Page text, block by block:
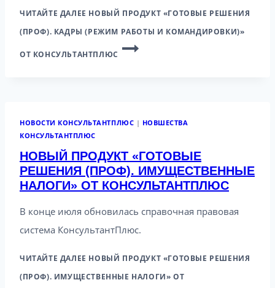
ЧИТАЙТЕ ДАЛЕЕ НОВЫЙ ПРОДУКТ «ГОТОВЫЕ РЕШЕНИЯ
(ПРОФ). КАДРЫ (РЕЖИМ РАБОТЫ И КОМАНДИРОВКИ)»
ОТ КОНСУЛЬТАНТПЛЮС
НОВОСТИ КОНСУЛЬТАНТПЛЮС | НОВШЕСТВА
КОНСУЛЬТАНТПЛЮС
НОВЫЙ ПРОДУКТ «ГОТОВЫЕ
РЕШЕНИЯ (ПРОФ). ИМУЩЕСТВЕННЫЕ
НАЛОГИ» ОТ КОНСУЛЬТАНТПЛЮС
В конце июля обновилась справочная правовая
система КонсультантПлюс.
ЧИТАЙТЕ ДАЛЕЕ НОВЫЙ ПРОДУКТ «ГОТОВЫЕ РЕШЕНИЯ
(ПРОФ). ИМУЩЕСТВЕННЫЕ НАЛОГИ» ОТ